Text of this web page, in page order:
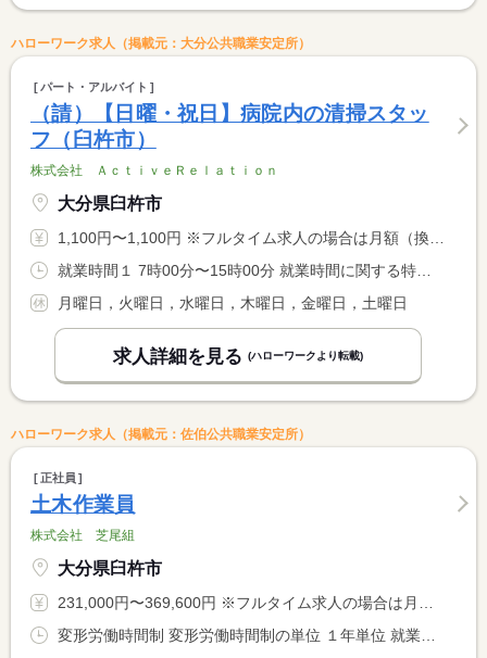
ハローワーク求人（掲載元：大分公共職業安定所）
パート・アルバイト
（請）【日曜・祝日】病院内の清掃スタッ
フ（臼杵市）
株式会社 ＡｃｔｉｖｅＲｅｌａｔｉｏｎ
大分県臼杵市
1,100円〜1,100円 ※フルタイム求人の場合は月額（換算額）、パート求人の場合は時間額を表示しています。
月曜日，火曜日，水曜日，木曜日，金曜日，土曜日
求人詳細を見る (ハローワークより転載)
ハローワーク求人（掲載元：佐伯公共職業安定所）
正社員
土木作業員
株式会社 芝尾組
大分県臼杵市
231,000円〜369,600円 ※フルタイム求人の場合は月額（換算額）、パート求人の場合は時間額を表示しています。